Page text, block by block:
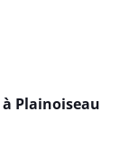
à Plainoiseau